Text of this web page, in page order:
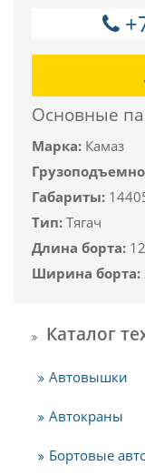
Основные
Марка: Камаз
Габариты:
Тип: Тягач
Длина борта:
Ширина борта:
Каталог
Автовышки
Автокраны
Бортовые